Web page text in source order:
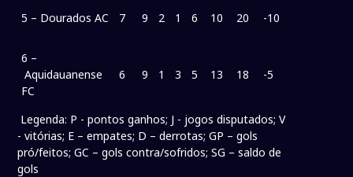
5 – Dourados AC 7 9 2 1 6 10 20 -10
6 –
Aquidauanense
FC
6 9 1 3 5 13 18 -5
Legenda: P - pontos ganhos; J - jogos disputados; V
- vitórias; E – empates; D – derrotas; GP – gols
pró/feitos; GC – gols contra/sofridos; SG – saldo de
gols